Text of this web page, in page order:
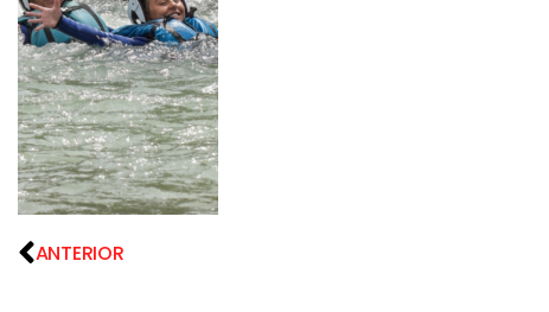
ANTERIOR